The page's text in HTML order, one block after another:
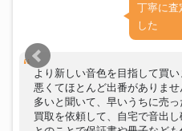
丁寧に査
した
より新しい音色を目指して買
悪くてほとんど出番がありま
多いと聞いて、早いうちに売
買取を依頼して、自宅で音出